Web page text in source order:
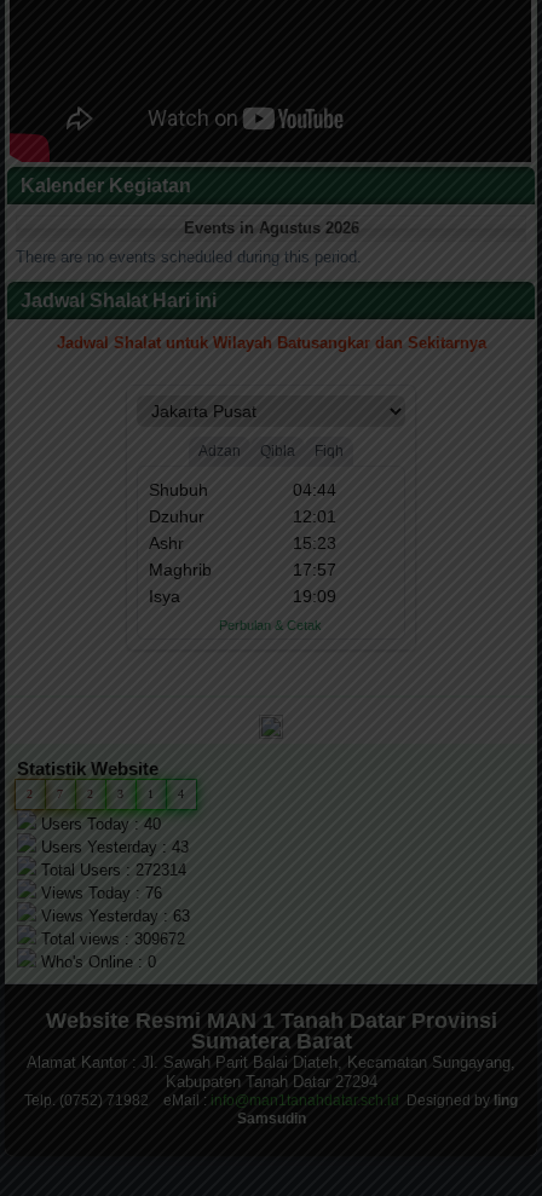
Kalender Kegiatan
Events in Agustus 2026
There are no events scheduled during this period.
Jadwal Shalat Hari ini
Jadwal Shalat untuk Wilayah Batusangkar dan Sekitarnya
Statistik Website
2 7 2 3 1 4
Users Today : 40
Users Yesterday : 43
Total Users : 272314
Views Today : 76
Views Yesterday : 63
Total views : 309672
Who's Online : 0
Website Resmi MAN 1 Tanah Datar Provinsi
Sumatera Barat
Alamat Kantor : Jl. Sawah Parit Balai Diateh, Kecamatan Sungayang,
Kabupaten Tanah Datar 27294
Telp. (0752) 71982 eMail : info@man1tanahdatar.sch.id Designed by Iing
Samsudin